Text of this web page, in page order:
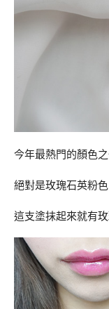
今年最熱門的顏色
絕對是玫瑰石英粉
這支塗抹起來就有